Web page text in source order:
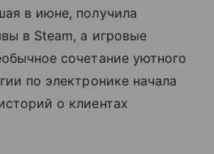
в июне, получила
в Steam, а игровые
сочетание уютного
по электронике начала
о клиентах